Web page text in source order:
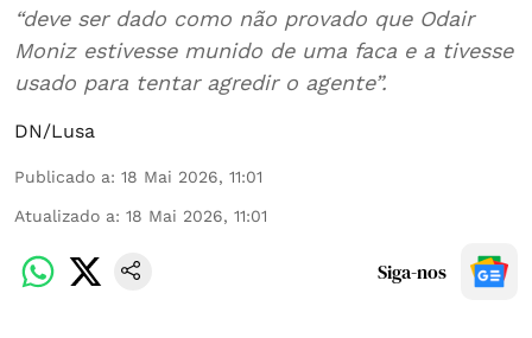
“deve ser dado como não provado que Odair
Moniz estivesse munido de uma faca e a tivesse
usado para tentar agredir o agente”.
DN/Lusa
Publicado a: 18 Mai 2026, 11:01
Atualizado a: 18 Mai 2026, 11:01
Siga-nos